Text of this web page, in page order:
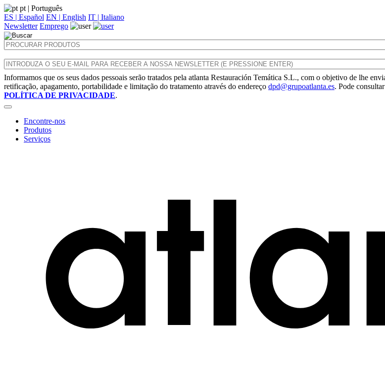
pt | Português
ES | Español EN | English IT | Italiano
Newsletter Emprego
Informamos que os seus dados pessoais serão tratados pela atlanta Restauración Temática S.L., com o objetivo de lhe
retificação, apagamento, portabilidade e limitação do tratamento através do endereço dpd@grupoatlanta.es. Pode
POLÍTICA DE PRIVACIDADE.
Encontre-nos
Produtos
Serviços